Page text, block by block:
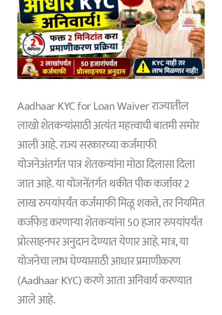
Aadhaar KYC for Loan Waiver राज्यातील
लाखो शेतकऱ्यांसाठी अत्यंत महत्त्वाची बातमी समोर
आली आहे. राज्य सरकारच्या कर्जमाफी
योजनेअंतर्गत पात्र शेतकऱ्यांना मोठा दिलासा दिला
जात आहे. या योजनेंतर्गत थकीत पीक कर्जावर 2
लाख रुपयांपर्यंत कर्जमाफी मिळू शकते, तर नियमित
कर्जफेड करणाऱ्या शेतकऱ्यांना 50 हजार रुपयांपर्यंत
प्रोत्साहनपर अनुदान देण्यात येणार आहे. मात्र, या
योजनेचा लाभ घेण्यासाठी आधार प्रमाणीकरण
(Aadhaar KYC) करणे आता अनिवार्य करण्यात
आले आहे.